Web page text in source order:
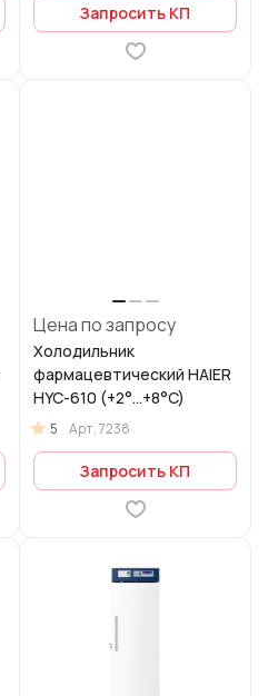
Запросить КП
Цена по запросу
Холодильник
фармацевтический HAIER
HYC-610 (+2°...+8°C)
5 Арт.7238
Запросить КП